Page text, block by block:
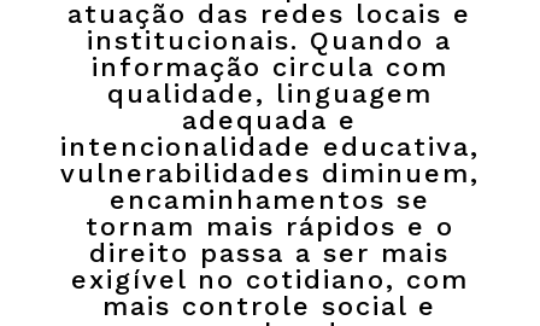
atuação das redes locais e
institucionais. Quando a
informação circula com
qualidade, linguagem
adequada e
intencionalidade educativa,
vulnerabilidades diminuem,
encaminhamentos se
tornam mais rápidos e o
direito passa a ser mais
exigível no cotidiano, com
mais controle social e